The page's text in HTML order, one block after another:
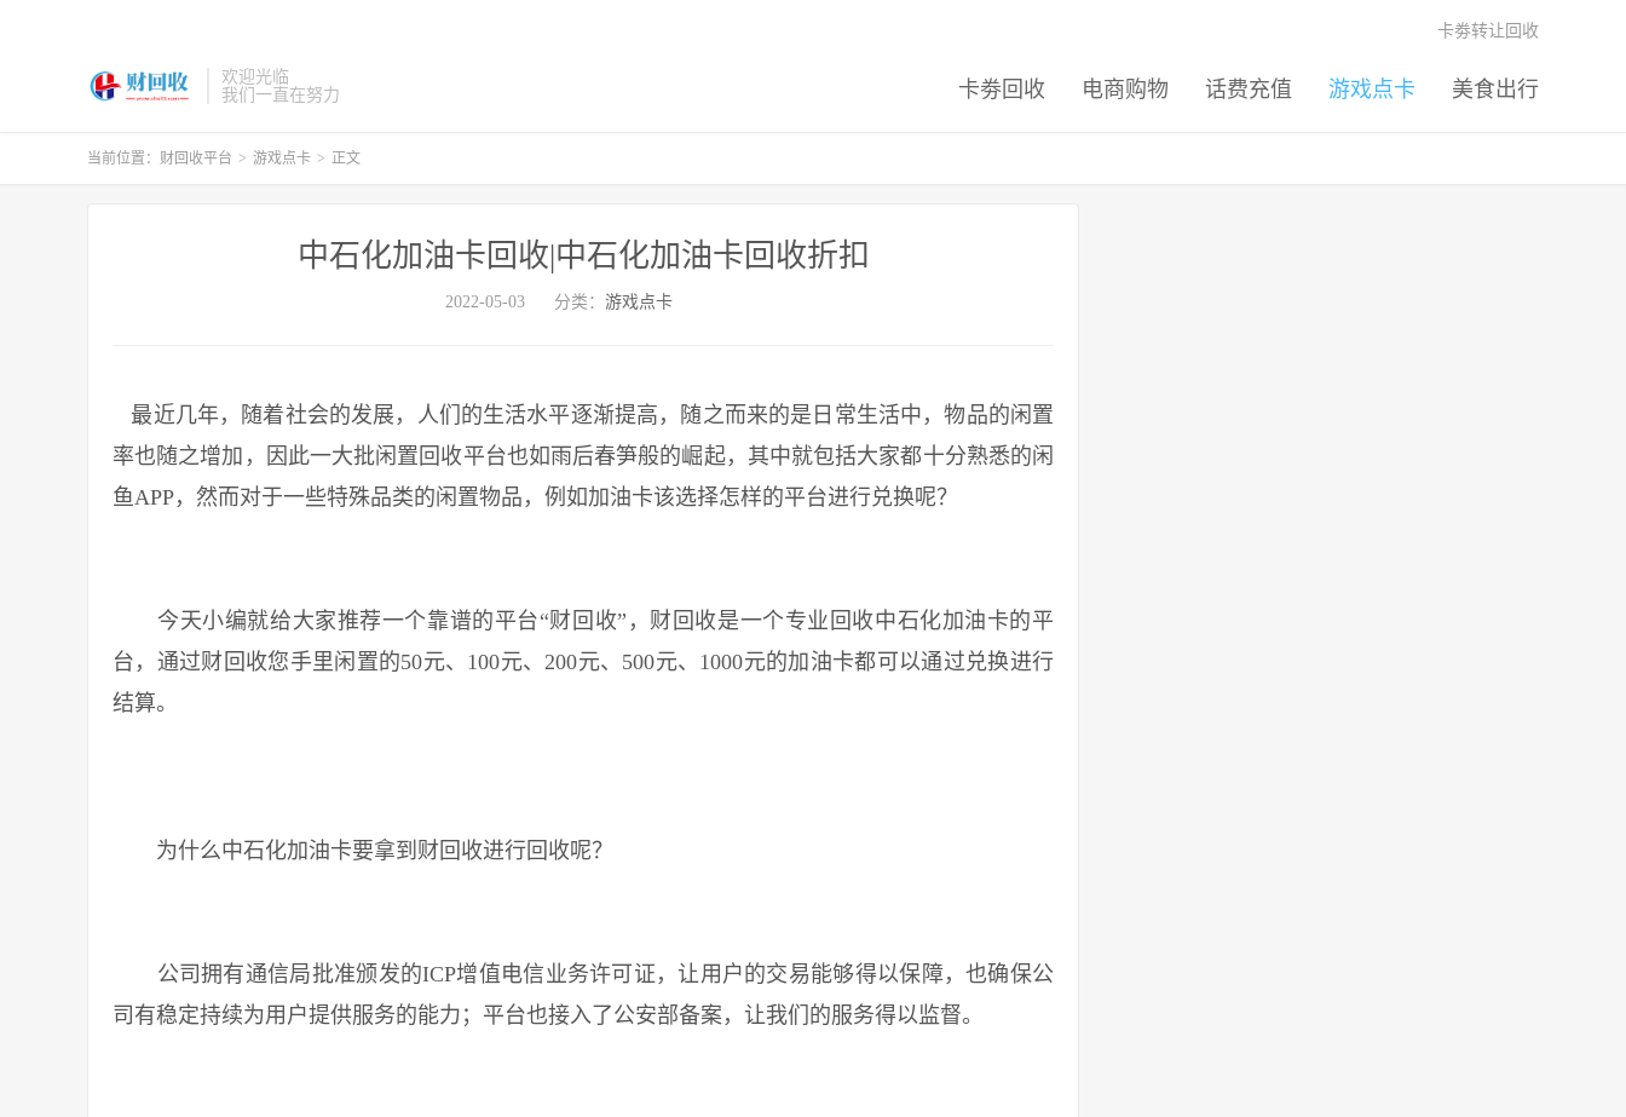
欢迎光临
我们一直在努力
卡劵回收 电商购物 话费充值 游戏点卡 美食出行
卡劵转让回收
当前位置： 财回收平台 > 游戏点卡 > 正文
中石化加油卡回收|中石化加油卡回收折扣
2022-05-03 分类： 游戏点卡
最近几年，随着社会的发展，人们的生活水平逐渐提高，随之而来的是日常生活中，物品的闲置
率也随之增加，因此一大批闲置回收平台也如雨后春笋般的崛起，其中就包括大家都十分熟悉的闲
鱼APP，然而对于一些特殊品类的闲置物品，例如加油卡该选择怎样的平台进行兑换呢？
今天小编就给大家推荐一个靠谱的平台“财回收”，财回收是一个专业回收中石化加油卡的平
台，通过财回收您手里闲置的50元、100元、200元、500元、1000元的加油卡都可以通过兑换进行
结算。
为什么中石化加油卡要拿到财回收进行回收呢？
公司拥有通信局批准颁发的ICP增值电信业务许可证，让用户的交易能够得以保障，也确保公
司有稳定持续为用户提供服务的能力；平台也接入了公安部备案，让我们的服务得以监督。